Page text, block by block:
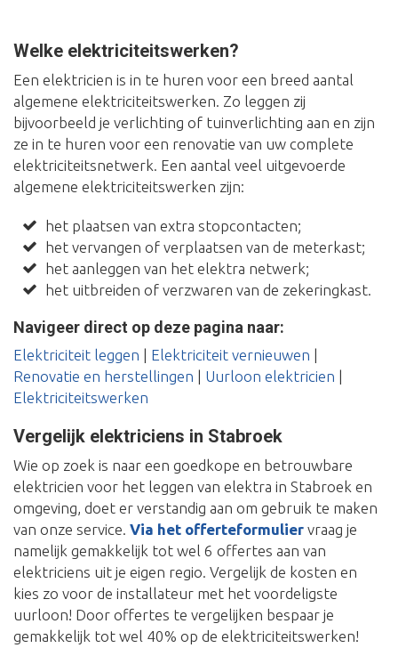
Welke elektriciteitswerken?
Een elektricien is in te huren voor een breed aantal
algemene elektriciteitswerken. Zo leggen zij
bijvoorbeeld je verlichting of tuinverlichting aan en zijn
ze in te huren voor een renovatie van uw complete
elektriciteitsnetwerk. Een aantal veel uitgevoerde
algemene elektriciteitswerken zijn:
het plaatsen van extra stopcontacten;
het vervangen of verplaatsen van de meterkast;
het aanleggen van het elektra netwerk;
het uitbreiden of verzwaren van de zekeringkast.
Navigeer direct op deze pagina naar:
Elektriciteit leggen | Elektriciteit vernieuwen |
Renovatie en herstellingen | Uurloon elektricien |
Elektriciteitswerken
Vergelijk elektriciens in Stabroek
Wie op zoek is naar een goedkope en betrouwbare
elektricien voor het leggen van elektra in Stabroek en
omgeving, doet er verstandig aan om gebruik te maken
van onze service. Via het offerteformulier vraag je
namelijk gemakkelijk tot wel 6 offertes aan van
elektriciens uit je eigen regio. Vergelijk de kosten en
kies zo voor de installateur met het voordeligste
uurloon! Door offertes te vergelijken bespaar je
gemakkelijk tot wel 40% op de elektriciteitswerken!